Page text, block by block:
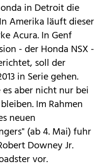
in Detroit die
Amerika läuft dieser
Acura. In Genf
- derHonda NSX-
soll der
in Serie gehen.
aber nicht nur bei
Im Rahmen
neuen
(ab 4. Mai) fuhr
Downey Jr.
vor.